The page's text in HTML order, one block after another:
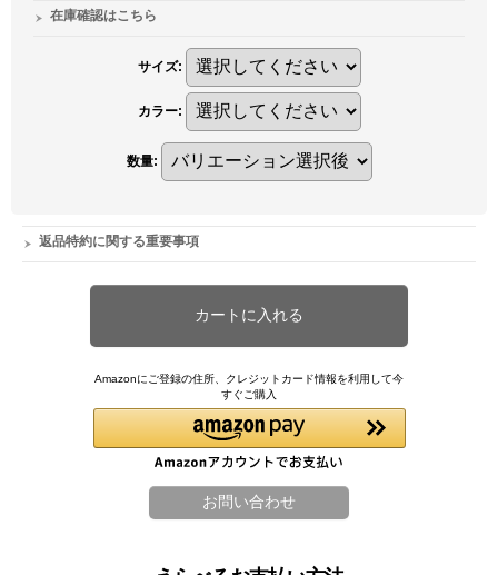
在庫確認はこちら
サイズ:
カラー:
数量:
返品特約に関する重要事項
Amazonにご登録の住所、クレジットカード情報を利用して今
すぐご購入